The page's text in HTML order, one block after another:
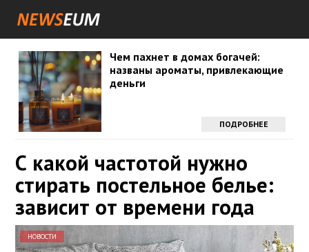
Чем пахнет в домах богачей:
названы ароматы, привлекающие
деньги
ПОДРОБНЕЕ
С какой частотой нужно
стирать постельное белье:
зависит от времени года
НОВОСТИ